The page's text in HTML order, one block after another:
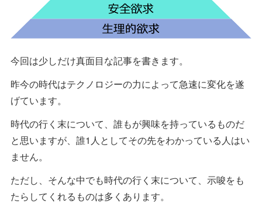
今回は少しだけ真面目な記事を書きます。
昨今の時代はテクノロジーの力によって急速に変化を遂
げています。
時代の行く末について、誰もが興味を持っているものだ
と思いますが、誰1人としてその先をわかっている人はい
ません。
ただし、そんな中でも時代の行く末について、示唆をも
たらしてくれるものは多くあります。